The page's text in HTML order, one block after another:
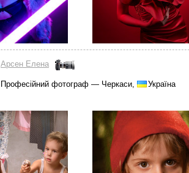
Арсен Елена
Професійний фотограф — Черкаси, Україна